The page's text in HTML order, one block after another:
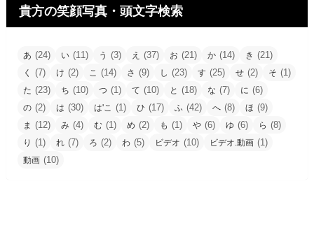
貴方の笑顔写真・頭文字検索
あ (24) い (11) う (3) え (37) お (21) か (14) き (21)
く (7) け (2) こ (14) さ (9) し (23) す (25) せ (2) そ (1)
た (23) ち (10) つ (1) て (10) と (18) な (7) に (6)
の (2) は (30) は'こ (1) ひ (17) ふ (42) へ (8) ほ (9)
ま (12) み (4) む (1) め (2) も (1) や (6) ゆ (6) ら (8)
り (1) れ (7) ろ (2) わ (5) ビデオ (10) ビデオ.動画 (1)
動画 (10)